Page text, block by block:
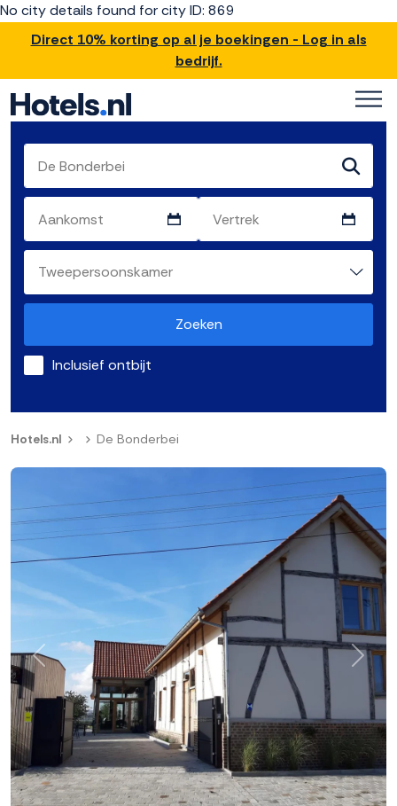
No city details found for city ID: 869
Direct 10% korting op al je boekingen - Log in als
bedrijf.
Zoeken
Inclusief ontbijt
Hotels.nl De Bonderbei